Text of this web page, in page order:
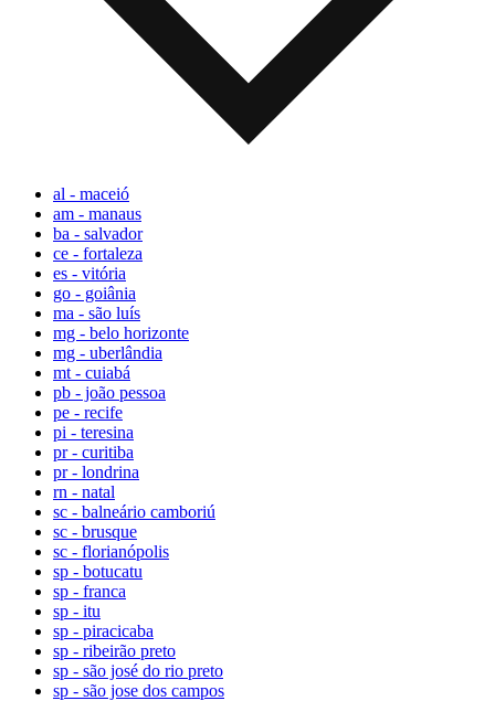
al - maceió
am - manaus
ba - salvador
ce - fortaleza
es - vitória
go - goiânia
ma - são luís
mg - belo horizonte
mg - uberlândia
mt - cuiabá
pb - joão pessoa
pe - recife
pi - teresina
pr - curitiba
pr - londrina
rn - natal
sc - balneário camboriú
sc - brusque
sc - florianópolis
sp - botucatu
sp - franca
sp - itu
sp - piracicaba
sp - ribeirão preto
sp - são josé do rio preto
sp - são jose dos campos